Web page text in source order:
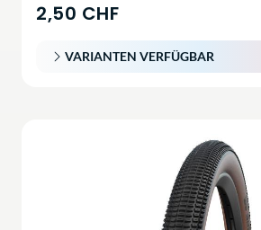
2,50 CHF
VARIANTEN VERFÜGBAR